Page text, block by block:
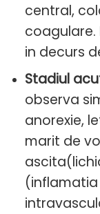
central,
in decurs
Stadiul
observa
anorexie,
marit de